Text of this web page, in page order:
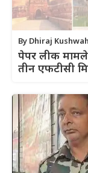
By Dhiraj
पेपर लीक मामले
तीन एफटीसी